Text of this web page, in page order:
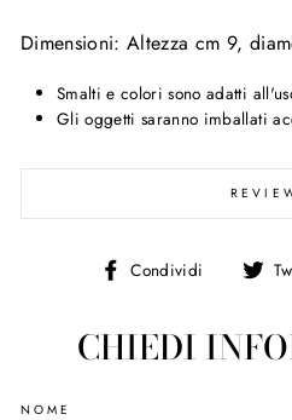
Dimensioni: Altezza cm 9,
Smalti e colori sono adatti
Gli oggetti saranno imballati
Condividi
CHIEDI
NOME